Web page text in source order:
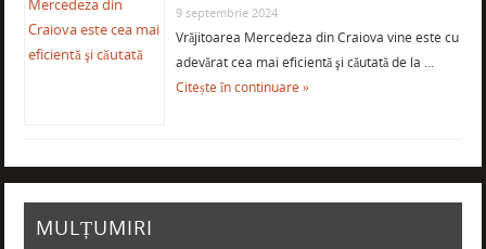
9 septembrie 2024
Vrăjitoarea Mercedeza din Craiova vine este cu
adevărat cea mai eficientă şi căutată de la …
Citește în continuare »
MULȚUMIRI